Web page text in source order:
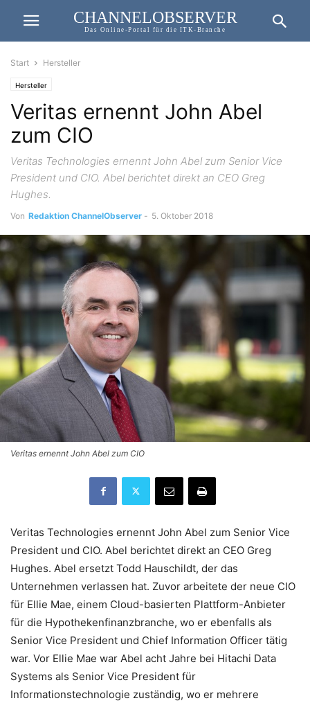
CHANNELOBSERVER
Das Online-Portal für die ITK-Branche
Start Hersteller
Hersteller
Veritas ernennt John Abel
zum CIO
Veritas Technologies ernennt John Abel zum Senior Vice
President und CIO. Abel berichtet direkt an CEO Greg
Hughes.
Von Redaktion ChannelObserver - 5. Oktober 2018
Veritas ernennt John Abel zum CIO
Veritas Technologies ernennt John Abel zum Senior Vice
President und CIO. Abel berichtet direkt an CEO Greg
Hughes. Abel ersetzt Todd Hauschildt, der das
Unternehmen verlassen hat. Zuvor arbeitete der neue CIO
für Ellie Mae, einem Cloud-basierten Plattform-Anbieter
für die Hypothekenfinanzbranche, wo er ebenfalls als
Senior Vice President und Chief Information Officer tätig
war. Vor Ellie Mae war Abel acht Jahre bei Hitachi Data
Systems als Senior Vice President für
Informationstechnologie zuständig, wo er mehrere